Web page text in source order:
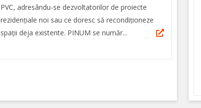
PVC, adresându-se dezvoltatorilor de proiecte
rezidențiale noi sau ce doresc să recondiționeze
spații deja existente. PINUM se număr...